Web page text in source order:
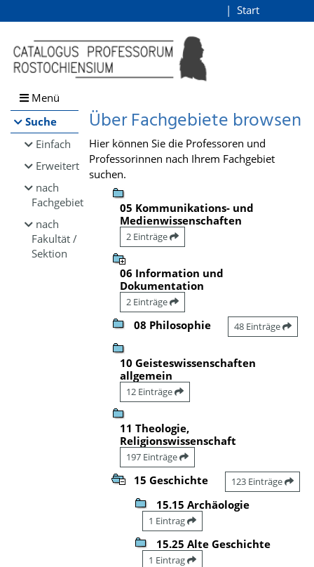
Browsen
direkt zum Inhalt
Start
Menü
Suche
Einfach
Erweitert
nach
Fachgebiet
nach
Fakultät /
Sektion
Über Fachgebiete browsen
Hier können Sie die Professoren und
Professorinnen nach Ihrem Fachgebiet
suchen.
05 Kommunikations- und
Medienwissenschaften
2 Einträge
06 Information und
Dokumentation
2 Einträge
08 Philosophie 48 Einträge
10 Geisteswissenschaften
allgemein
12 Einträge
11 Theologie,
Religionswissenschaft
197 Einträge
15 Geschichte 123 Einträge
15.15 Archäologie
1 Eintrag
15.25 Alte Geschichte
1 Eintrag